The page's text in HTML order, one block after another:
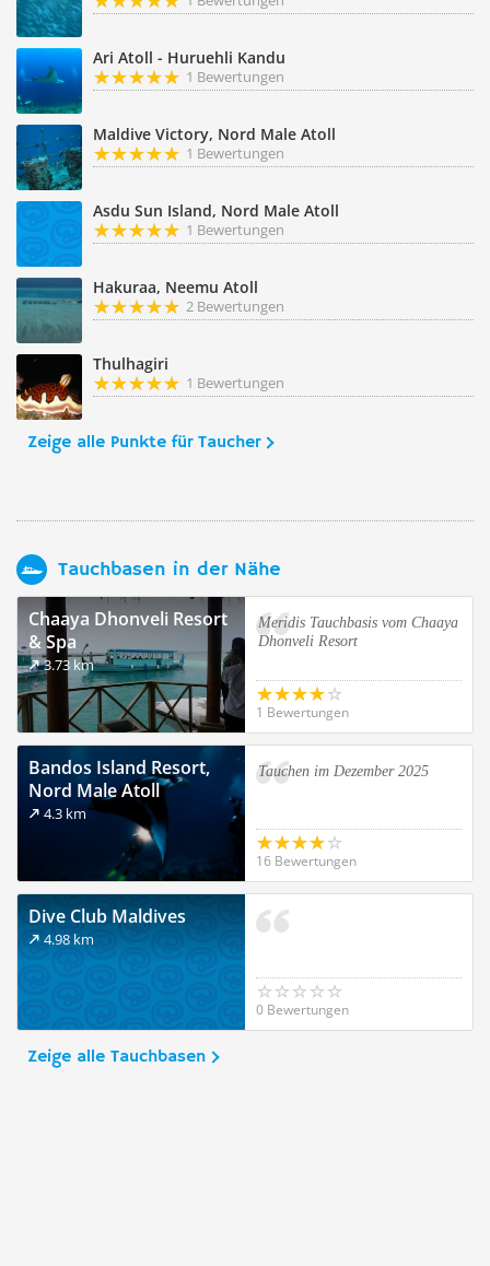
Ari Atoll - Huruehli Kandu
1 Bewertungen
Maldive Victory, Nord Male Atoll
1 Bewertungen
Asdu Sun Island, Nord Male Atoll
1 Bewertungen
Hakuraa, Neemu Atoll
2 Bewertungen
Thulhagiri
1 Bewertungen
Zeige alle Punkte für Taucher
Tauchbasen in der Nähe
Chaaya Dhonveli Resort
& Spa
3.73 km
Meridis Tauchbasis vom Chaaya
Dhonveli Resort
1 Bewertungen
Bandos Island Resort,
Nord Male Atoll
4.3 km
Tauchen im Dezember 2025
16 Bewertungen
Dive Club Maldives
4.98 km
0 Bewertungen
Zeige alle Tauchbasen